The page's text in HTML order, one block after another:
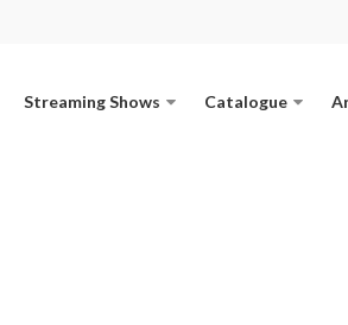
Streaming Shows Catalogue